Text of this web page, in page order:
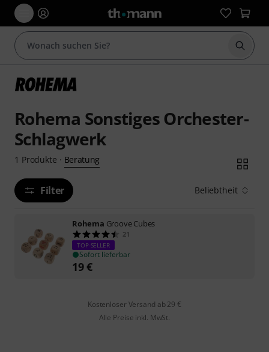
Suche
Rohema Sonstiges Orchester-
Schlagwerk
1 Produkte · Beratung
Filter Beliebtheit
Rohema Groove Cubes
21
TOP-SELLER
Sofort lieferbar
19€
Kostenloser Versand ab 29 €
Alle Preise inkl. MwSt.